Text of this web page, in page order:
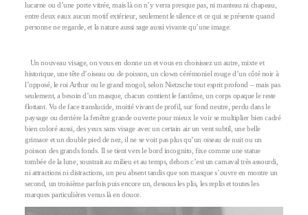
lucarne ou d’une porte vitrée, mais là on n’y verra presque pas, ni manteau ni chapeau,
entre deux eaux aucun motif extérieur, seulement le silence et ce qui se présente quand
personne ne regarde, et la nature aussi sage aussi vivante qu’une image.
Un nouveau visage, on vous en donne un et vous en choisissez un autre, mixte et
historique, une tête d’oiseau ou de poisson, un clown cérémoniel rouge d’un côté noir à
l’opposé, le roi Arthur ou le grand mogol, selon Nietzsche tout esprit profond – mais pas
seulement, a besoin d’un masque, chacun contient le fantôme, un corps opaque le reste
flottant. Vu de face translucide, moitié vivant de profil, sur fond neutre, perdu dans le
paysage ou derrière la fenêtre grande ouverte pour mieux le voir se multiplier bien cadré
bien coloré aussi, des yeux sans visage avec un certain air un vent subtil, une belle
grimace et un double pied de nez, il ne se voit pas plus qu’un oiseau de nuit ou un
poisson des grands fonds. Il se tient vers le bord incognito, fixe comme une statue
tombée de la lune, soustrait au milieu et au temps, dehors c’est un carnaval très assourdi,
ni attractions ni distractions, un peu absent tandis que son masque s’ouvre en montre un
second, un troisième parfois puis encore un, dessous les plis, les replis et toutes les
marques particulières venus là en douce.